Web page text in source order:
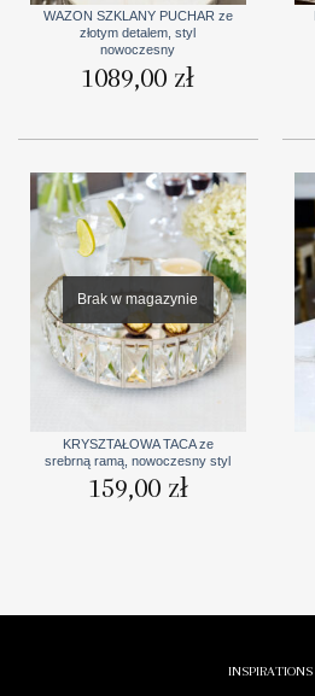
WAZON SZKLANY PUCHAR ze
złotym detalem, styl
nowoczesny
1089,00 zł
Brak w magazynie
KRYSZTAŁOWA TACA ze
srebrną ramą, nowoczesny styl
159,00 zł
INSPIRATIONS